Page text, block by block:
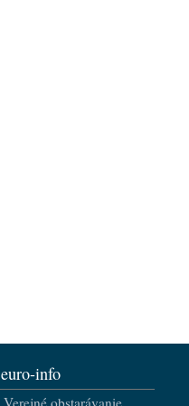
euro-info
Verejné obstarávanie